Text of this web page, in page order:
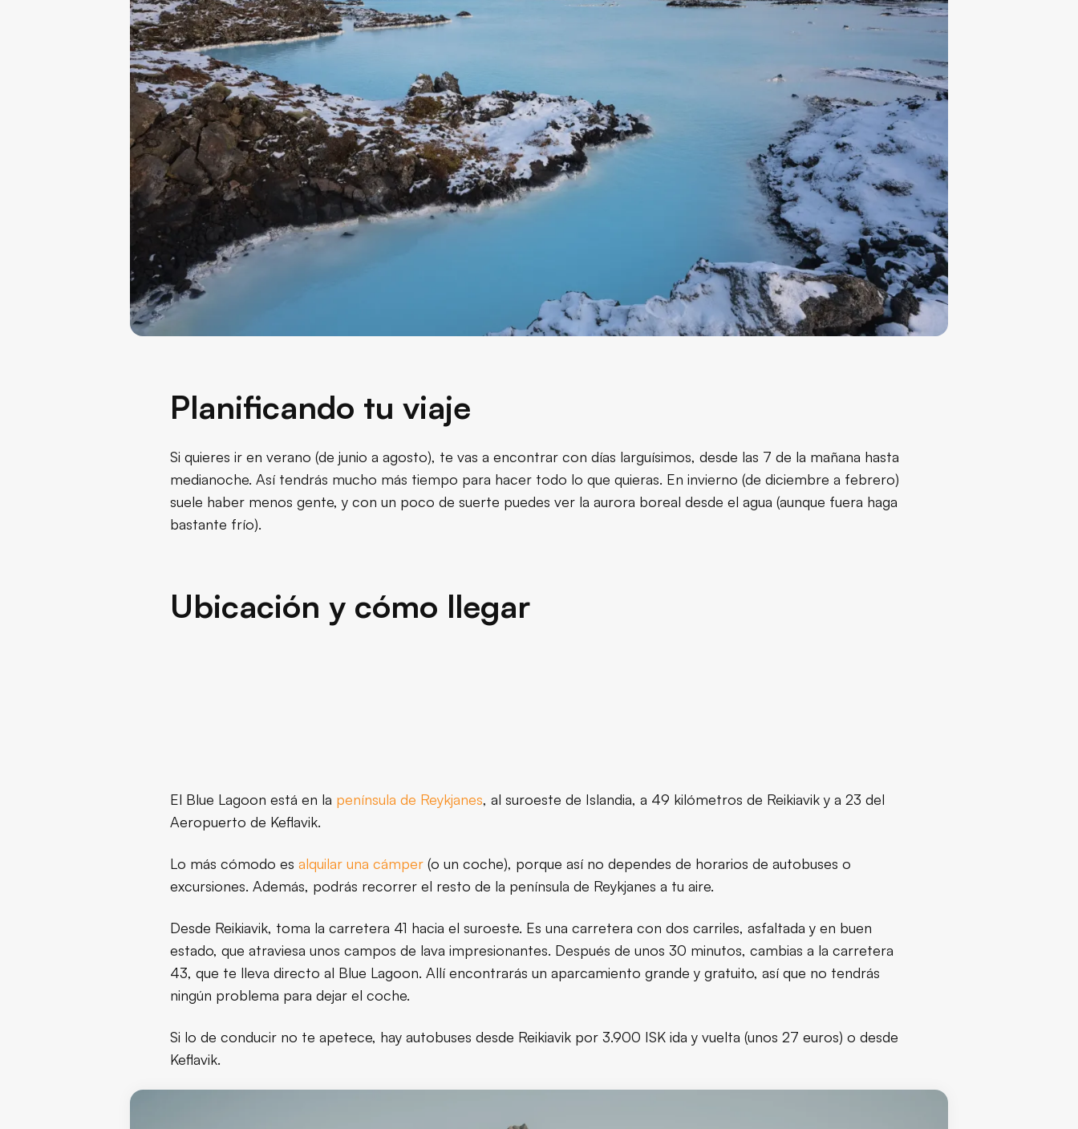
Planificando tu viaje
Si quieres ir en verano (de junio a agosto), te vas a encontrar con días larguísimos, desde las 7 de la mañana hasta
medianoche. Así tendrás mucho más tiempo para hacer todo lo que quieras. En invierno (de diciembre a febrero)
suele haber menos gente, y con un poco de suerte puedes ver la aurora boreal desde el agua (aunque fuera haga
bastante frío).
Ubicación y cómo llegar
El Blue Lagoon está en la península de Reykjanes, al suroeste de Islandia, a 49 kilómetros de Reikiavik y a 23 del
Aeropuerto de Keflavik.
Lo más cómodo es alquilar una cámper (o un coche), porque así no dependes de horarios de autobuses o
excursiones. Además, podrás recorrer el resto de la península de Reykjanes a tu aire.
Desde Reikiavik, toma la carretera 41 hacia el suroeste. Es una carretera con dos carriles, asfaltada y en buen
estado, que atraviesa unos campos de lava impresionantes. Después de unos 30 minutos, cambias a la carretera
43, que te lleva directo al Blue Lagoon. Allí encontrarás un aparcamiento grande y gratuito, así que no tendrás
ningún problema para dejar el coche.
Si lo de conducir no te apetece, hay autobuses desde Reikiavik por 3.900 ISK ida y vuelta (unos 27 euros) o desde
Keflavik.